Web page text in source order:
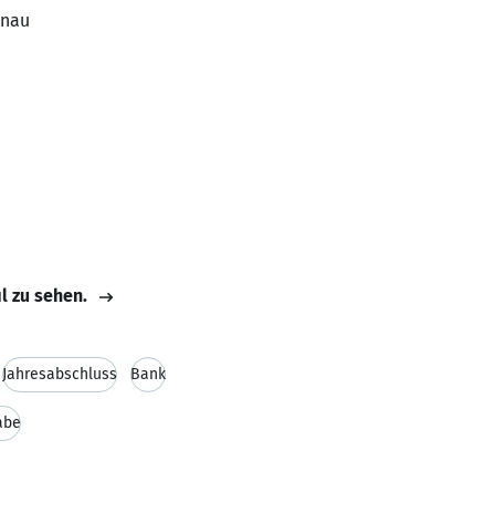
zu sehen.
Jahresabschluss Bank